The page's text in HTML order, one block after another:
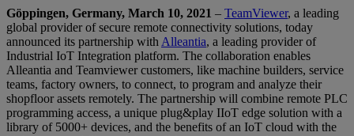
Göppingen, Germany, March 10, 2021 – TeamViewer, a leading
global provider of secure remote connectivity solutions, today
announced its partnership with Alleantia, a leading provider of
Industrial IoT Integration platform. The collaboration enables
Alleantia and Teamviewer customers, like machine builders, service
teams, factory owners, to connect, to program and analyze their
shopfloor assets remotely. The partnership will combine remote PLC
programming access, a unique plug&play IIoT edge solution with a
library of 5000+ devices, and the benefits of an IoT cloud with the